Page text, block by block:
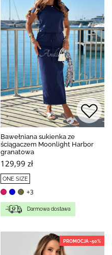
Bawełniana sukienka ze
ściągaczem Moonlight Harbor
granatowa
129,99 zł
ONE SIZE
+3
Darmowa dostawa
PROMOCJA -50%